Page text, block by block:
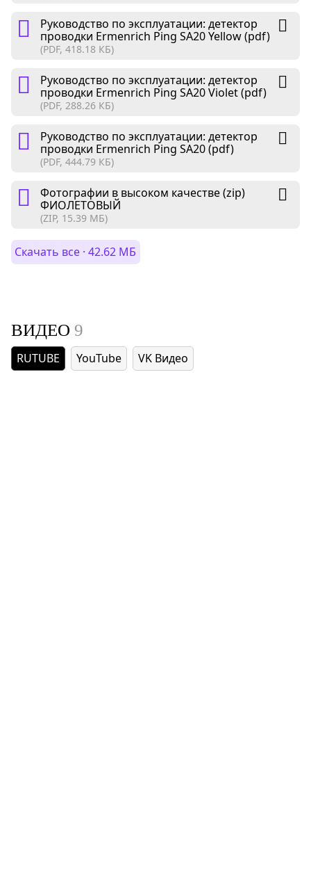
Руководство по эксплуатации: детектор
проводки Ermenrich Ping SA20 Yellow (pdf)
(PDF, 418.18 КБ)
Руководство по эксплуатации: детектор
проводки Ermenrich Ping SA20 Violet (pdf)
(PDF, 288.26 КБ)
Руководство по эксплуатации: детектор
проводки Ermenrich Ping SA20 (pdf)
(PDF, 444.79 КБ)
Фотографии в высоком качестве (zip)
ФИОЛЕТОВЫЙ
(ZIP, 15.39 МБ)
Скачать все · 42.62 МБ
ВИДЕО 9
RUTUBE YouTube VK Видео